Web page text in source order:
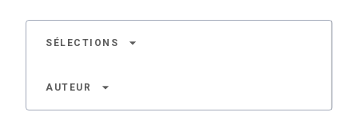
SÉLECTIONS arrow_drop_down
AUTEUR arrow_drop_down